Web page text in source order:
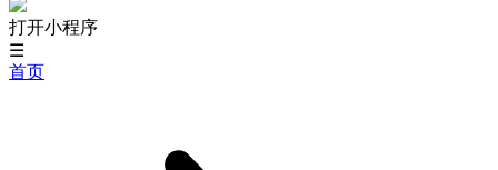
打开小程序
☰
首页